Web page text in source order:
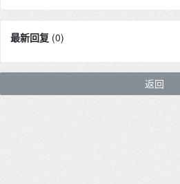
最新回复 (0)
返回